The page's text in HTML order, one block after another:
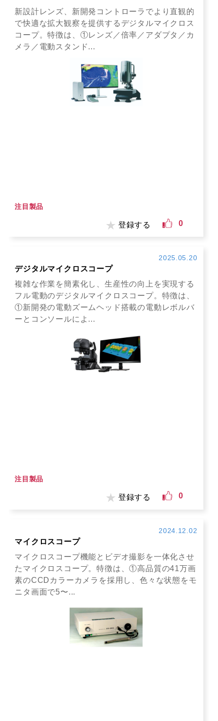
新設計レンズ、新開発コントローラでより直観的
で快適な拡大観察を提供するデジタルマイクロス
コープ。特徴は、①レンズ／倍率／アダプタ／カ
メラ／電動スタンド...
注目製品
登録する 0
2025.05.20
デジタルマイクロスコープ
複雑な作業を簡素化し、生産性の向上を実現する
フル電動のデジタルマイクロスコープ。特徴は、
①新開発の電動ズームヘッド搭載の電動レボルバ
ーとコンソールによ...
注目製品
登録する 0
2024.12.02
マイクロスコープ
マイクロスコープ機能とビデオ撮影を一体化させ
たマイクロスコープ。特徴は、①高品質の41万画
素のCCDカラーカメラを採用し、色々な状態をモ
ニタ画面で5〜...